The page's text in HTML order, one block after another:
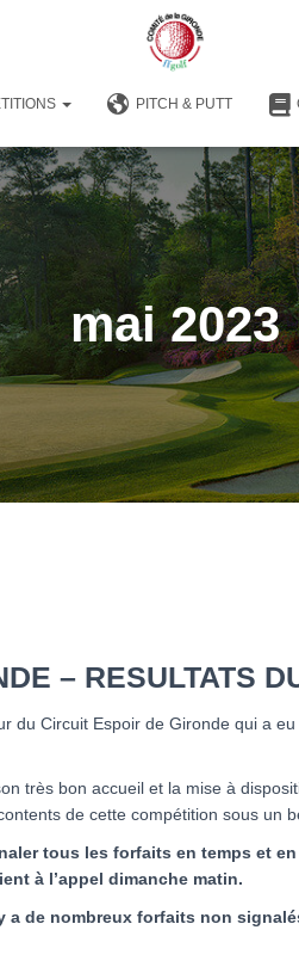
PITCH & PUTT
mai 2023
– RESULTATS
du Circuit Espoir de Gironde qui a
très bon accueil et la mise à
de cette compétition sous un
tous les forfaits en temps et
à l’appel dimanche matin.
a de nombreux forfaits non